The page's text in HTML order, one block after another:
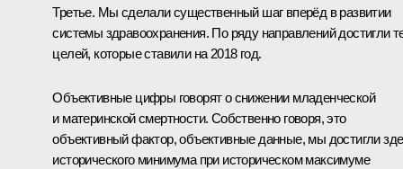
Третье. Мы сделали существенный шаг вперёд в развитии
системы здравоохранения. По ряду направлений достигли
целей, которые ставили на 2018 год.
Объективные цифры говорят о снижении младенческой
и материнской смертности. Собственно говоря, это
объективный фактор, объективные данные, мы достигли
исторического минимума при историческом максимуме